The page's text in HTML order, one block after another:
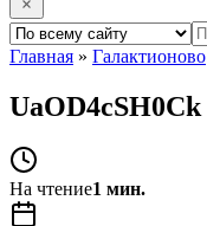
Главная » Галактионово
UaOD4cSH0Ck
На чтение1 мин.